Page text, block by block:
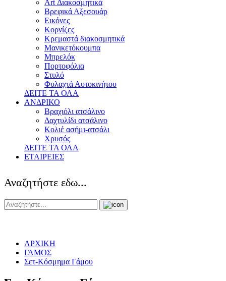
Art Διακοσμητικά
Βρεφικά Αξεσουάρ
Εικόνες
Κορνίζες
Κρεμαστά διακοσμητικά
Μανικετόκουμπα
Μπρελόκ
Πορτοφόλια
Στυλό
Φυλαχτά Αυτοκινήτου
ΔΕΙΤΕ ΤΑ ΟΛΑ
ΑΝΔΡΙΚΟ
Βραχιόλι ατσάλινο
Δαχτυλίδι ατσάλινο
Κολιέ ασήμι-ατσάλι
Χρυσός
ΔΕΙΤΕ ΤΑ ΟΛΑ
ΕΤΑΙΡΕΙΕΣ
Αναζητήστε εδω...
ΑΡΧΙΚΗ
ΓΑΜΟΣ
Σετ-Κόσμημα Γάμου